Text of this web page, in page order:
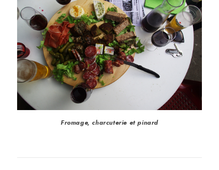
Fromage, charcuterie et pinard